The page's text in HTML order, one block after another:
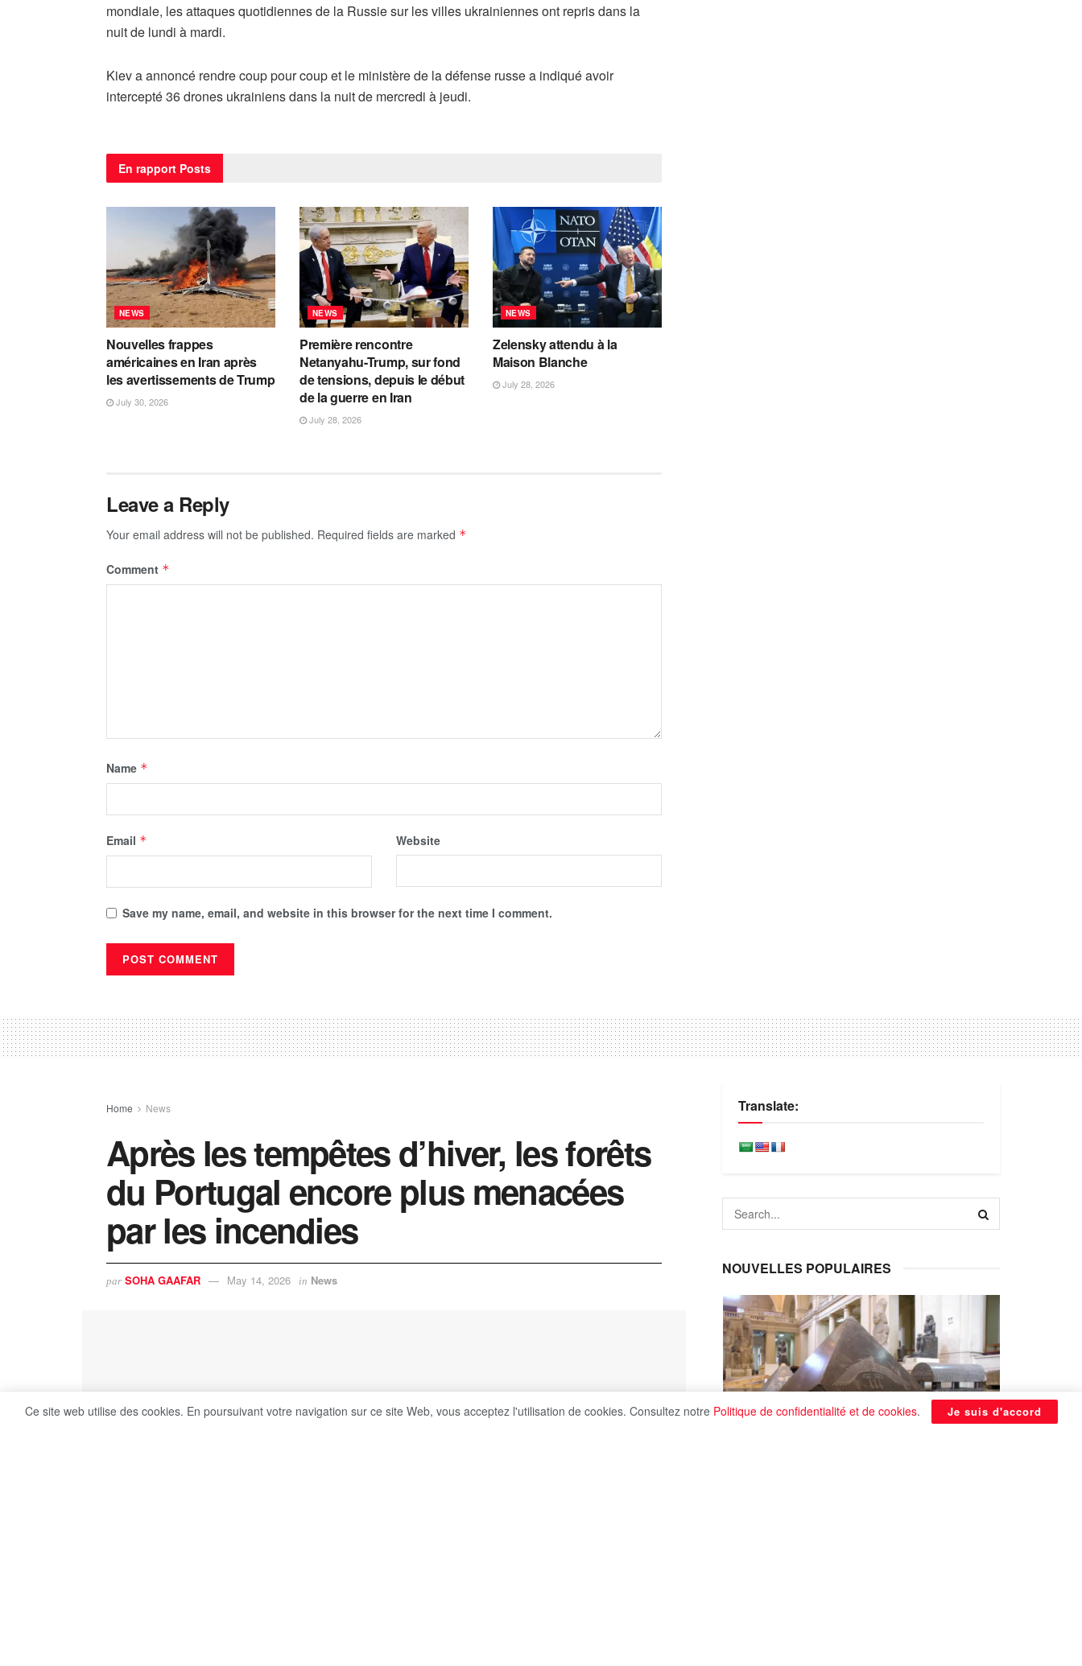
mondiale, les attaques quotidiennes de la Russie sur les villes ukrainiennes ont repris dans la
nuit de lundi à mardi.
Kiev a annoncé rendre coup pour coup et le ministère de la défense russe a indiqué avoir
intercepté 36 drones ukrainiens dans la nuit de mercredi à jeudi.
En rapport Posts
NEWS
Nouvelles frappes
américaines en Iran après
les avertissements de Trump
July 30, 2026
NEWS
Première rencontre
Netanyahu-Trump, sur fond
de tensions, depuis le début
de la guerre en Iran
July 28, 2026
NEWS
Zelensky attendu à la
Maison Blanche
July 28, 2026
Leave a Reply
Your email address will not be published. Required fields are marked *
Comment *
Name *
Email * Website
Save my name, email, and website in this browser for the next time I comment.
Home News
Après les tempêtes d’hiver, les forêts
du Portugal encore plus menacées
par les incendies
par SOHA GAAFAR May 14, 2026 in News
Translate:
NOUVELLES POPULAIRES
Ce site web utilise des cookies. En poursuivant votre navigation sur ce site Web, vous acceptez l'utilisation de cookies. Consultez notre Politique de confidentialité et de cookies. Je suis d'accord